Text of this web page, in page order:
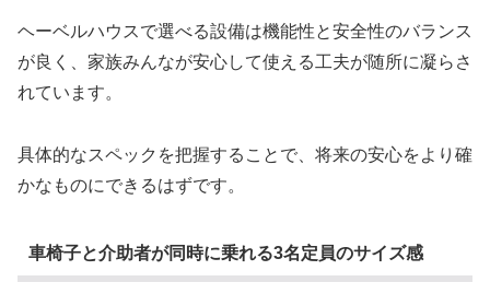
ヘーベルハウスで選べる設備は機能性と安全性のバランス
が良く、家族みんなが安心して使える工夫が随所に凝らさ
れています。
具体的なスペックを把握することで、将来の安心をより確
かなものにできるはずです。
車椅子と介助者が同時に乗れる3名定員のサイズ感